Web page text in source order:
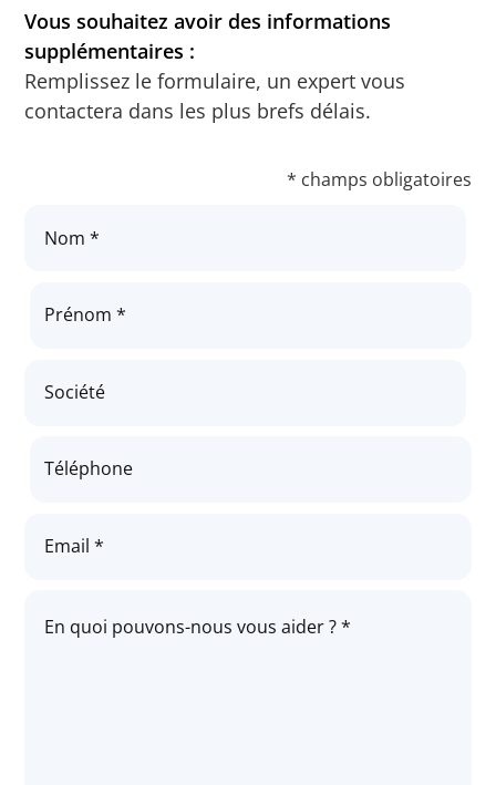
Vous souhaitez avoir des informations
supplémentaires :
Remplissez le formulaire, un expert vous
contactera dans les plus brefs délais.
* champs obligatoires
Nom *
Prénom *
Société
Téléphone
Email *
En quoi pouvons-nous vous aider ? *